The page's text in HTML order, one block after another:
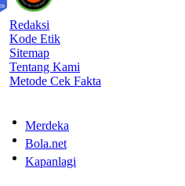
Redaksi
Kode Etik
Sitemap
Tentang Kami
Metode Cek Fakta
Merdeka
Bola.net
Kapanlagi